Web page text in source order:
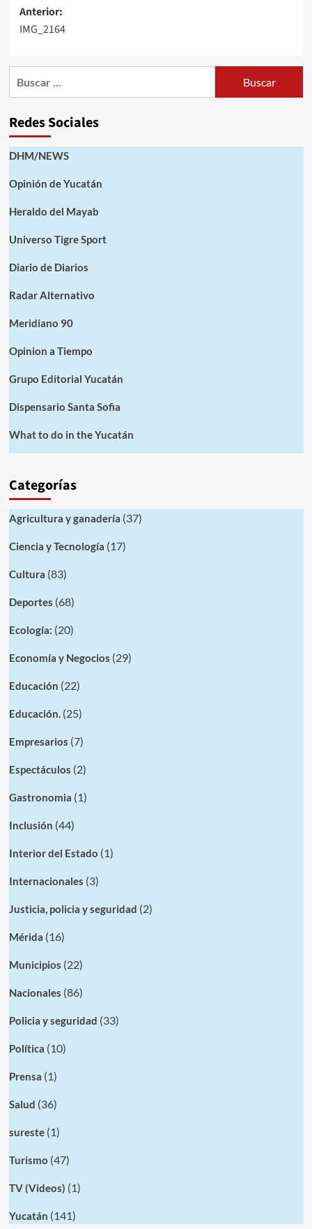
Navegación
de
entradas
Anterior:
IMG_2164
Redes Sociales
DHM/NEWS
Opinión de Yucatán
Heraldo del Mayab
Universo Tigre Sport
Diario de Diarios
Radar Alternativo
Meridiano 90
Opinion a Tiempo
Grupo Editorial Yucatán
Dispensario Santa Sofia
What to do in the Yucatán
Categorías
Agricultura y ganadería (37)
Ciencia y Tecnología (17)
Cultura (83)
Deportes (68)
Ecología: (20)
Economía y Negocios (29)
Educación (22)
Educación.(25)
Empresarios (7)
Espectáculos (2)
Gastronomia (1)
Inclusión (44)
Interior del Estado (1)
Internacionales (3)
Justicia, policia y seguridad (2)
Mérida (16)
Municipios (22)
Nacionales (86)
Policia y seguridad (33)
Política (10)
Prensa (1)
Salud (36)
sureste(1)
Turismo (47)
TV (Videos) (1)
Yucatán (141)